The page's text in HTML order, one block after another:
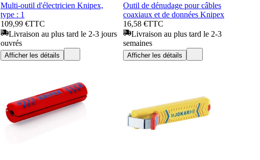
Multi-outil d'électricien Knipex,
type : 1
109,99 €TTC
Livraison au plus tard le 2-3 jours
ouvrés
Afficher les détails
Outil de dénudage pour câbles
coaxiaux et de données Knipex
16,58 €TTC
Livraison au plus tard le 2-3
semaines
Afficher les détails